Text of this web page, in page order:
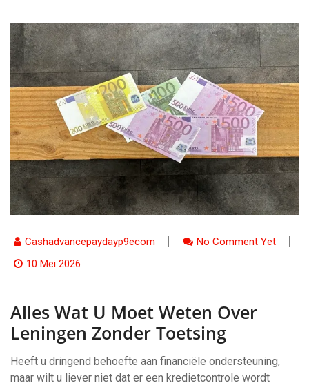
Cashadvancepaydayp9ecom
No Comment Yet
10 Mei 2026
Alles Wat U Moet Weten Over
Leningen Zonder Toetsing
Heeft u dringend behoefte aan financiële ondersteuning,
maar wilt u liever niet dat er een kredietcontrole wordt